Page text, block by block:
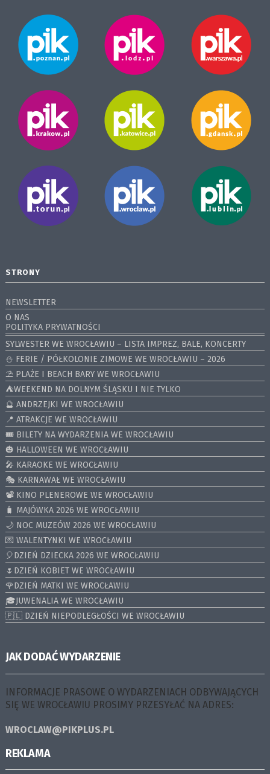
STRONY
NEWSLETTER
O NAS
POLITYKA PRYWATNOŚCI
SYLWESTER WE WROCŁAWIU – LISTA IMPREZ, BALE, KONCERTY
⛄️ FERIE / PÓŁKOLONIE ZIMOWE WE WROCŁAWIU – 2026
⛱️ PLAŻE I BEACH BARY WE WROCŁAWIU
⛺️WEEKEND NA DOLNYM ŚLĄSKU I NIE TYLKO
🔮 ANDRZEJKI WE WROCŁAWIU
📍 ATRAKCJE WE WROCŁAWIU
🎟️ BILETY NA WYDARZENIA WE WROCŁAWIU
🎃 HALLOWEEN WE WROCŁAWIU
🎤 KARAOKE WE WROCŁAWIU
🎭 KARNAWAŁ WE WROCŁAWIU
📽️ KINO PLENEROWE WE WROCŁAWIU
🧳 MAJÓWKA 2026 WE WROCŁAWIU
🌙 NOC MUZEÓW 2026 WE WROCŁAWIU
💌 WALENTYNKI WE WROCŁAWIU
🎈DZIEŃ DZIECKA 2026 WE WROCŁAWIU
🌷DZIEŃ KOBIET WE WROCŁAWIU
🌹DZIEŃ MATKI WE WROCŁAWIU
🎓JUWENALIA WE WROCŁAWIU
🇵🇱 DZIEŃ NIEPODLEGŁOŚCI WE WROCŁAWIU
JAK DODAĆ WYDARZENIE
INFORMACJE PRASOWE O WYDARZENIACH ODBYWAJĄCYCH
SIĘ WE WROCŁAWIU PROSIMY PRZESYŁAĆ NA ADRES:
WROCLAW@PIKPLUS.PL
REKLAMA